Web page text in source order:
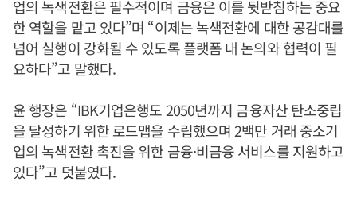
업의 녹색전환은 필수적이며 금융은 이를 뒷받침하는 중요
한 역할을 맡고 있다”며 “이제는 녹색전환에 대한 공감대를
넘어 실행이 강화될 수 있도록 플랫폼 내 논의와 협력이 필
요하다”고 말했다.
윤 행장은 “IBK기업은행도 2050년까지 금융자산 탄소중립
을 달성하기 위한 로드맵을 수립했으며 2백만 거래 중소기
업의 녹색전환 촉진을 위한 금융·비금융 서비스를 지원하고
있다”고 덧붙였다.